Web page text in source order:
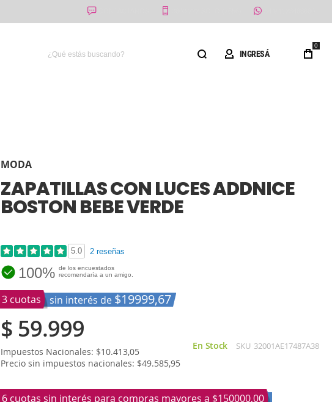
BuscarINGRESÁ
0
MODA
ZAPATILLAS CON LUCES ADDNICE
BOSTON BEBE VERDE
5.0 2 reseñas
100% de los encuestados
recomendaría a un amigo.
3 cuotas sin interés de $19999,67
$ 59.999
Impuestos Nacionales: $10.413,05
Precio sin impuestos nacionales: $49.585,95
En Stock SKU 32001AE17487A38
6 cuotas sin interés para compras mayores a $150000,00